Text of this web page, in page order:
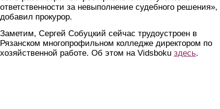
ответственности за невыполнение судебного
добавил прокурор.
Заметим, Сергей Собуцкий сейчас трудоустроен в
Рязанском многопрофильном колледже директором по
хозяйственной работе. Об этом на Vidsboku здесь.